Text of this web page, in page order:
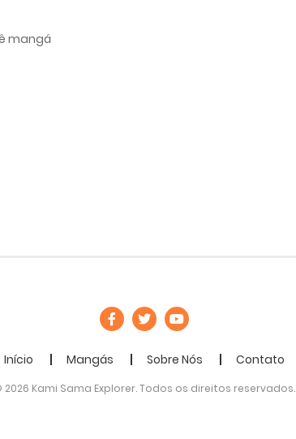
mangá
Início Mangás Sobre Nós Contato
2026 Kami Sama Explorer. Todos os direitos reservados.